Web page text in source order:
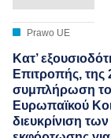
Prawo UE
Κατ’
Επιτροπής, της
συμπλήρωση
Ευρωπαϊκού
διευκρίνιση